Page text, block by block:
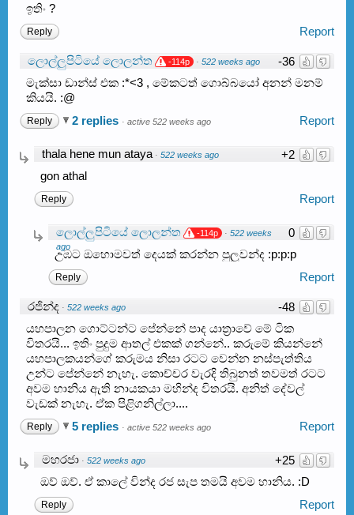
ඉතිං ?
Report
Reply
-36
ලොල්ලුපිටියේ ලොලන්ත -114p · 522 weeks ago
මැක්සා ඩාන්ස් එක :*<3 , මේකටත් ගොබ්බයෝ අනන් මනම්
කියයි. :@
Report
Reply 2 replies · active 522 weeks ago
+2
thala hene mun ataya · 522 weeks ago
gon athal
Report
Reply
0
ලොල්ලුපිටියේ ලොලන්ත -114p · 522 weeks
ago
උඹට ඔහොමවත් දෙයක් කරන්න පුලුවන්ද :p:p:p
Report
Reply
-48
රජින්ද · 522 weeks ago
යහපාලන ගොට්ටන්ට පේන්නේ පාද යාත්‍රාවේ මේ ටික
විතරයි... ඉතිං පුදුම ආතල් එකක් ගන්නේ.. කරුමේ කියන්නේ
යහපාලකයන්ගේ කරුමය නිසා රටට වෙන්න නස්පැත්තිය
උන්ට පේන්නේ නැහැ. කොච්චර වැරදි තිබුනත් තවමත් රටට
අවම හානිය ඇති නායකයා මහින්ද විතරයි. අනිත් දේවල්
වැඩක් නැහැ. ඒක පිළිගනිල්ලා....
Report
Reply 5 replies · active 522 weeks ago
+25
මහරජා · 522 weeks ago
ඔව් ඔව්. ඒ කාලේ වින්ද රජ සැප තමයි අවම හානිය. :D
Report
Reply